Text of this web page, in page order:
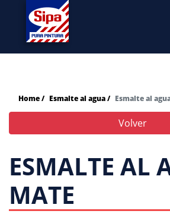
Home / Esmalte al agua / Esmalte al
Volver
ESMALTE AL
MATE